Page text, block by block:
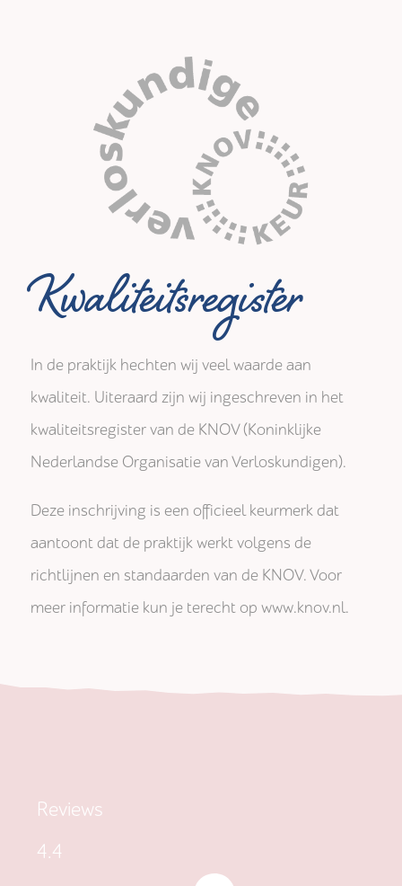
Kwaliteitsregister
In de praktijk hechten wij veel waarde aan
kwaliteit. Uiteraard zijn wij ingeschreven in het
kwaliteitsregister van de KNOV (Koninklijke
Nederlandse Organisatie van Verloskundigen).
Deze inschrijving is een officieel keurmerk dat
aantoont dat de praktijk werkt volgens de
richtlijnen en standaarden van de KNOV. Voor
meer informatie kun je terecht op www.knov.nl.
Reviews
4.4